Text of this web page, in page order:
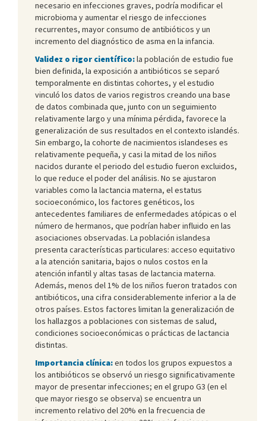
necesario en infecciones graves, podría modificar el
microbioma y aumentar el riesgo de infecciones
recurrentes, mayor consumo de antibióticos y un
incremento del diagnóstico de asma en la infancia.
Validez o rigor científico:la población de estudio fue
bien definida, la exposición a antibióticos se separó
temporalmente en distintas cohortes, y el estudio
vinculó los datos de varios registros creando una base
de datos combinada que, junto con un seguimiento
relativamente largo y una mínima pérdida, favorece la
generalización de sus resultados en el contexto islandés.
Sin embargo, la cohorte de nacimientos islandeses es
relativamente pequeña, y casi la mitad de los niños
nacidos durante el periodo del estudio fueron excluidos,
lo que reduce el poder del análisis. No se ajustaron
variables como la lactancia materna, el estatus
socioeconómico, los factores genéticos, los
antecedentes familiares de enfermedades atópicas o el
número de hermanos, que podrían haber influido en las
asociaciones observadas. La población islandesa
presenta características particulares: acceso equitativo
a la atención sanitaria, bajos o nulos costos en la
atención infantil y altas tasas de lactancia materna.
Además, menos del 1% de los niños fueron tratados con
antibióticos, una cifra considerablemente inferior a la de
otros países. Estos factores limitan la generalización de
los hallazgos a poblaciones con sistemas de salud,
condiciones socioeconómicas o prácticas de lactancia
distintas.
Importancia clínica:en todos los grupos expuestos a
los antibióticos se observó un riesgo significativamente
mayor de presentar infecciones; en el grupo G3 (en el
que mayor riesgo se observa) se encuentra un
incremento relativo del 20% en la frecuencia de